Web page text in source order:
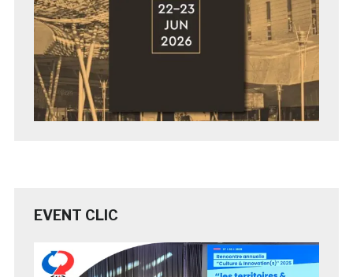
EVENT CLIC